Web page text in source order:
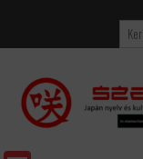
content